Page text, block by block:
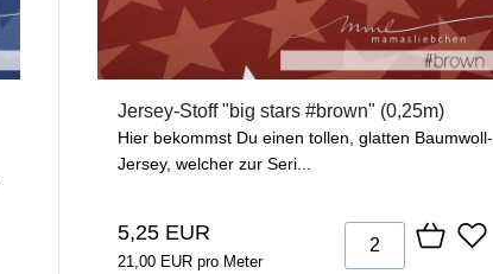
Jersey-Stoff "big stars #brown" (0,25m)
Hier bekommst Du einen tollen, glatten Baumwoll-
Jersey, welcher zur Seri...
5,25 EUR
21,00 EUR pro Meter